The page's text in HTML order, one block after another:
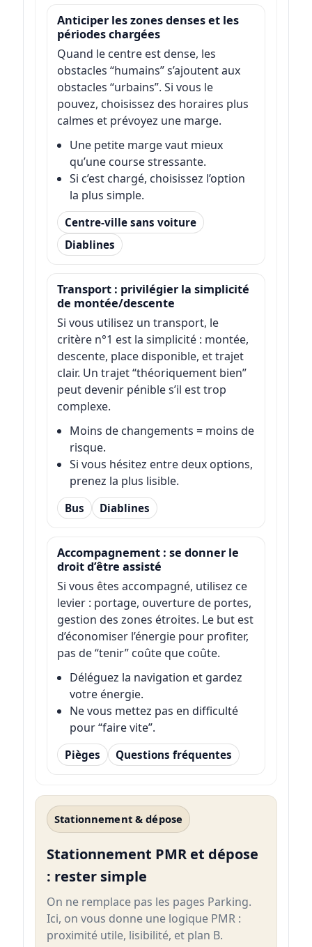
Anticiper les zones denses et les
périodes chargées
Quand le centre est dense, les
obstacles “humains” s’ajoutent aux
obstacles “urbains”. Si vous le
pouvez, choisissez des horaires plus
calmes et prévoyez une marge.
Une petite marge vaut mieux
qu’une course stressante.
Si c’est chargé, choisissez l’option
la plus simple.
Centre-ville sans voiture
Diablines
Transport : privilégier la simplicité
de montée/descente
Si vous utilisez un transport, le
critère n°1 est la simplicité : montée,
descente, place disponible, et trajet
clair. Un trajet “théoriquement bien”
peut devenir pénible s’il est trop
complexe.
Moins de changements = moins de
risque.
Si vous hésitez entre deux options,
prenez la plus lisible.
Bus Diablines
Accompagnement : se donner le
droit d’être assisté
Si vous êtes accompagné, utilisez ce
levier : portage, ouverture de portes,
gestion des zones étroites. Le but est
d’économiser l’énergie pour profiter,
pas de “tenir” coûte que coûte.
Déléguez la navigation et gardez
votre énergie.
Ne vous mettez pas en difficulté
pour “faire vite”.
Pièges Questions fréquentes
Stationnement & dépose
Stationnement PMR et dépose
: rester simple
On ne remplace pas les pages Parking.
Ici, on vous donne une logique PMR :
proximité utile, lisibilité, et plan B.